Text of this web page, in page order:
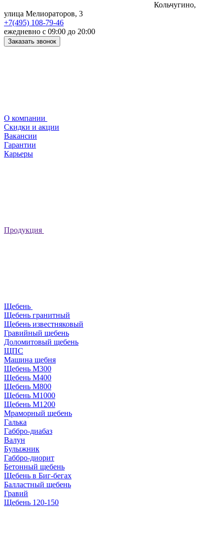
Кольчугино,
улица Мелиораторов, 3
+7(495) 108-79-46
ежедневно с 09:00 до 20:00
Заказать звонок
О компании
Скидки и акции
Вакансии
Гарантии
Карьеры
Продукция
Щебень
Щебень гранитный
Щебень известняковый
Гравийный щебень
Доломитовый щебень
ЩПС
Машина щебня
Щебень М300
Щебень М400
Щебень М800
Щебень М1000
Щебень М1200
Мраморный щебень
Галька
Габбро-диабаз
Валун
Булыжник
Габбро-диорит
Бетонный щебень
Щебень в Биг-бегах
Балластный щебень
Гравий
Щебень 120-150